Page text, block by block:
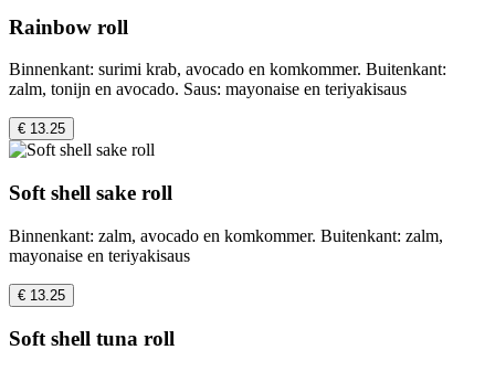
Rainbow roll
Binnenkant: surimi krab, avocado en komkommer. Buitenkant:
zalm, tonijn en avocado. Saus: mayonaise en teriyakisaus
€ 13.25
Soft shell sake roll
Binnenkant: zalm, avocado en komkommer. Buitenkant: zalm,
mayonaise en teriyakisaus
€ 13.25
Soft shell tuna roll